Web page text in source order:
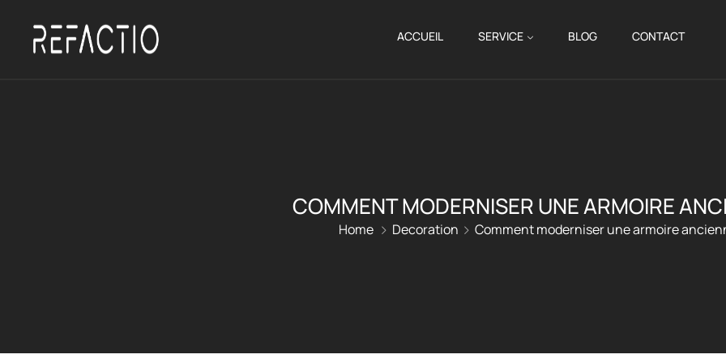
ACCUEIL SERVICE BLOG CONTACT
COMMENT MODERNISER UNE ARMOIRE
Home Decoration Comment moderniser une armoire